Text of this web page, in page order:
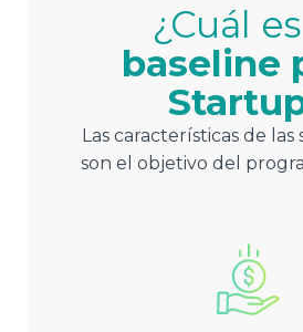
¿Cuál
baseline
Las características de
son el objetivo del